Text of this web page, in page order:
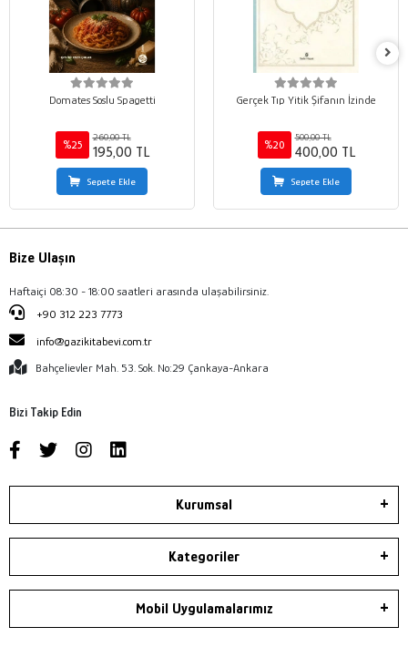
Domates Soslu Spagetti
%25
260,00 TL
195,00 TL
Sepete Ekle
Gerçek Tıp Yitik Şifanın İzinde
%20
500,00 TL
400,00 TL
Sepete Ekle
Bize Ulaşın
Haftaiçi 08:30 - 18:00 saatleri arasında ulaşabilirsiniz.
+90 312 223 7773
info@gazikitabevi.com.tr
Bahçelievler Mah. 53. Sok. No:29 Çankaya-Ankara
Bizi Takip Edin
Kurumsal
Kategoriler
Mobil Uygulamalarımız